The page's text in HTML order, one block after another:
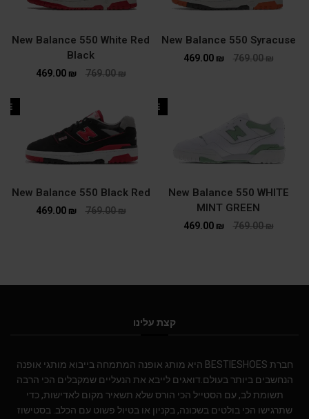
New Balance 550 Syracuse
769.00₪
469.00 ₪
New Balance 550 White Red
Black
769.00₪
469.00 ₪
SALE
New Balance 550 WHITE
MINT GREEN
769.00₪
469.00 ₪
New Balance 550 Black Red
769.00₪
469.00 ₪
קצת עלינו
חברת BESTIESHOES היא מותג אופנה המתמחה בייבוא מותגי אופנה
הנחשבים ביותר בעולם.דואגים לייבא את הנעליים שמקבלים הכי הרבה
תשומת לב, עם הסטייל הכי הורס שלא תשאיר מקום לאדישות, כדי
שתרגישו הכי בולטים בשכונה, בקניון או בטיול פשוט עם הכלב. בסטישוז